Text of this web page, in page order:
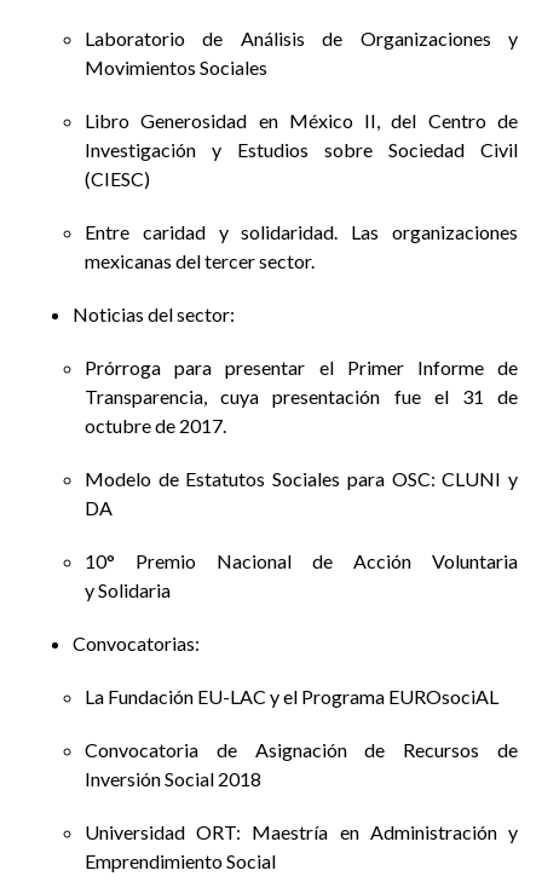
Laboratorio de Análisis de Organizaciones y
Movimientos Sociales
Libro Generosidad en México II, del Centro de
Investigación y Estudios sobre Sociedad Civil
(CIESC)
Entre caridad y solidaridad. Las organizaciones
mexicanas del tercer sector.
Noticias del sector:
Prórroga para presentar el Primer Informe de
Transparencia, cuya presentación fue el 31 de
octubre de 2017.
Modelo de Estatutos Sociales para OSC: CLUNI y
DA
10° Premio Nacional de Acción Voluntaria
y Solidaria
Convocatorias:
La Fundación EU-LAC y el Programa EUROsociAL
Convocatoria de Asignación de Recursos de
Inversión Social 2018
Universidad ORT: Maestría en Administración y
Emprendimiento Social